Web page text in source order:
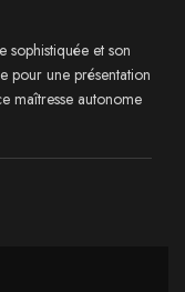
sophistiquée et son
pour une présentation
maîtresse autonome